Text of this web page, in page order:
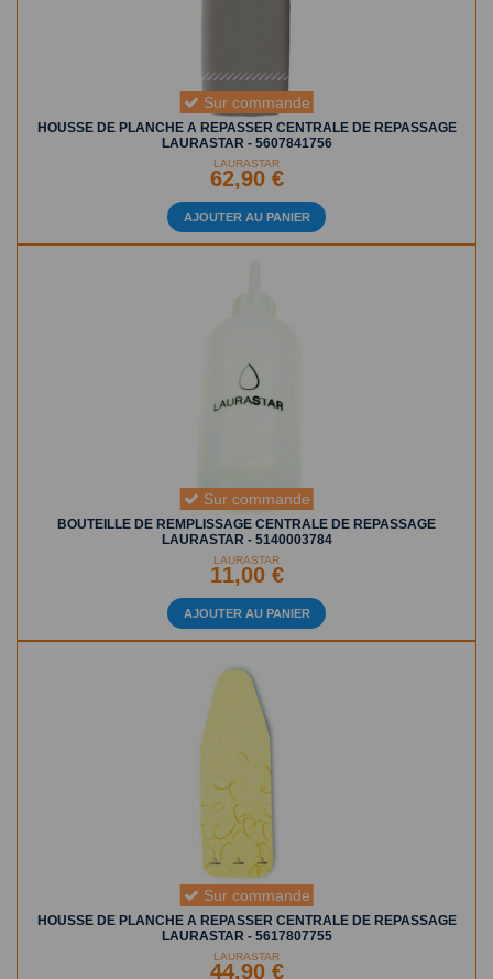
Sur commande
HOUSSE DE PLANCHE A REPASSER CENTRALE DE REPASSAGE
LAURASTAR - 5607841756
LAURASTAR
62,90 €
AJOUTER AU PANIER
Sur commande
BOUTEILLE DE REMPLISSAGE CENTRALE DE REPASSAGE
LAURASTAR - 5140003784
LAURASTAR
11,00 €
AJOUTER AU PANIER
Sur commande
HOUSSE DE PLANCHE A REPASSER CENTRALE DE REPASSAGE
LAURASTAR - 5617807755
LAURASTAR
44,90 €